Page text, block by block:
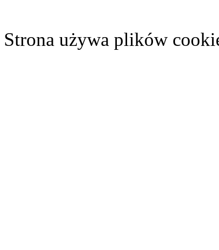
Strona używa plików